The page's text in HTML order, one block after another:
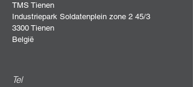
TMS Tienen
Industriepark Soldatenplein zone 2 45/3
3300 Tienen
België
Tel